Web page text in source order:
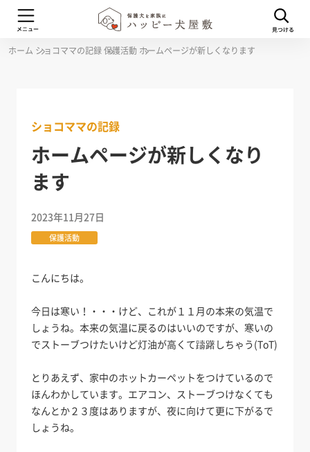
ホーム ショコママの記録保護活動 ホームページが新しくなります
ショコママの記録
ホームページが新しくなり
ます
2023年11月27日
保護活動
こんにちは。
今日は寒い！・・・けど、これが１１月の本来の気温で
しょうね。本来の気温に戻るのはいいのですが、寒いの
でストーブつけたいけど灯油が高くて躊躇しちゃう(ToT)
とりあえず、家中のホットカーペットをつけているので
ほんわかしています。エアコン、ストーブつけなくても
なんとか２３度はありますが、夜に向けて更に下がるで
しょうね。